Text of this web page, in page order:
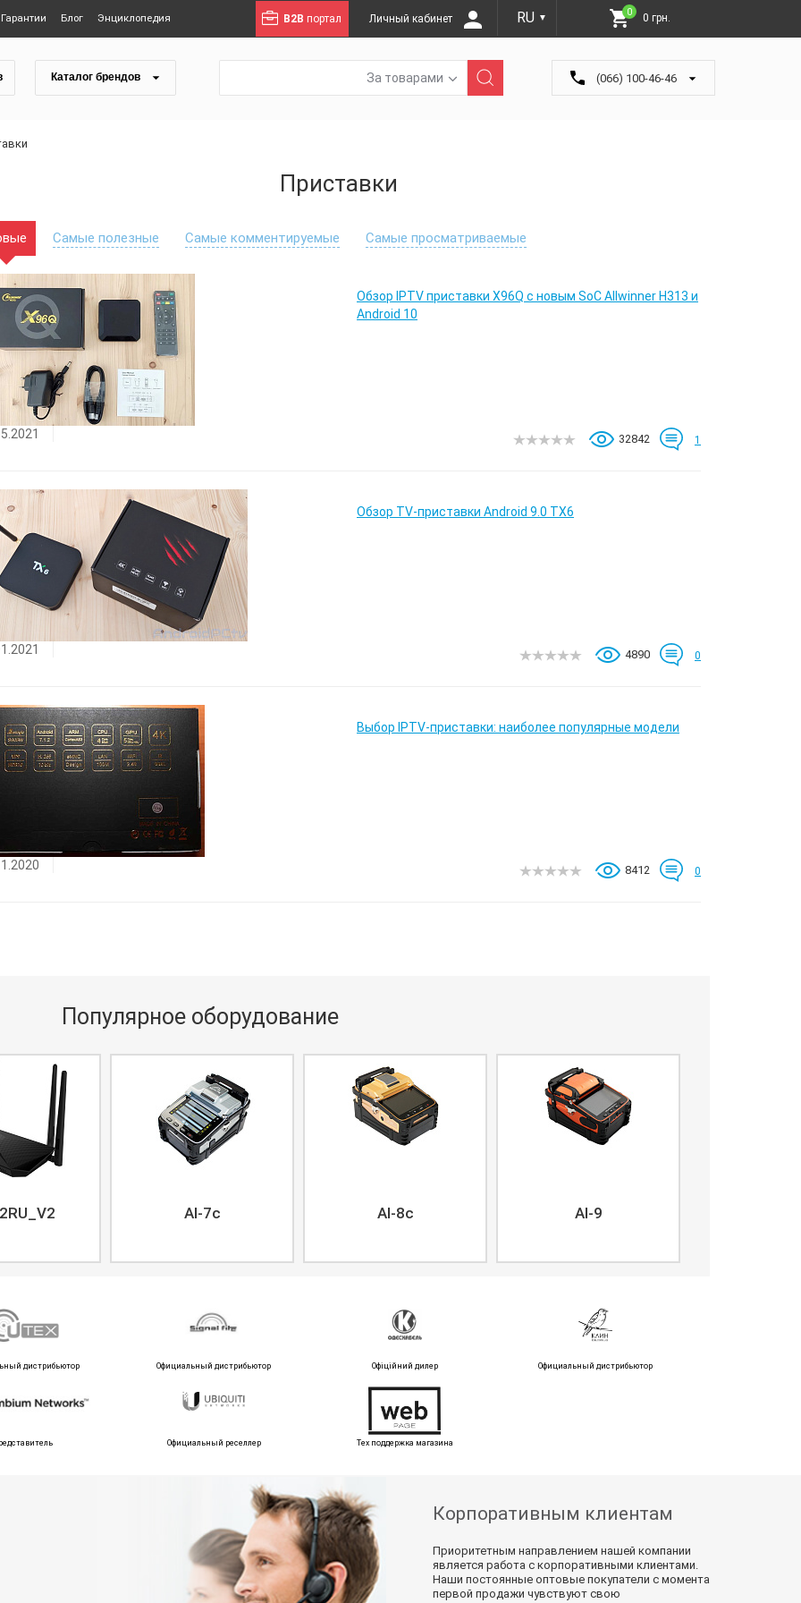
Гарантии Блог Энциклопедия B2B портал Личный кабинет RU ▼
0 0 грн.
Каталог брендов За товарами (066) 100-46-46
Приставки
Самые полезные Самые комментируемые Самые просматриваемые
Обзор IPTV приставки X96Q с новым SoC Allwinner H313 и
Android 10
32842 1
Обзор TV-приставки Android 9.0 TX6
4890 0
Выбор IPTV-приставки: наиболее популярные модели
8412 0
Популярное оборудование
AI-7c AI-8c AI-9
дистрибьютор Официальный дистрибьютор Офіційний дилер Официальный дистрибьютор
Официальный реселлер Тех поддержка магазина
Корпоративным клиентам
Приоритетным направлением нашей компании
является работа с корпоративными клиентами.
Наши постоянные оптовые покупатели с момента
первой продажи чувствуют свою